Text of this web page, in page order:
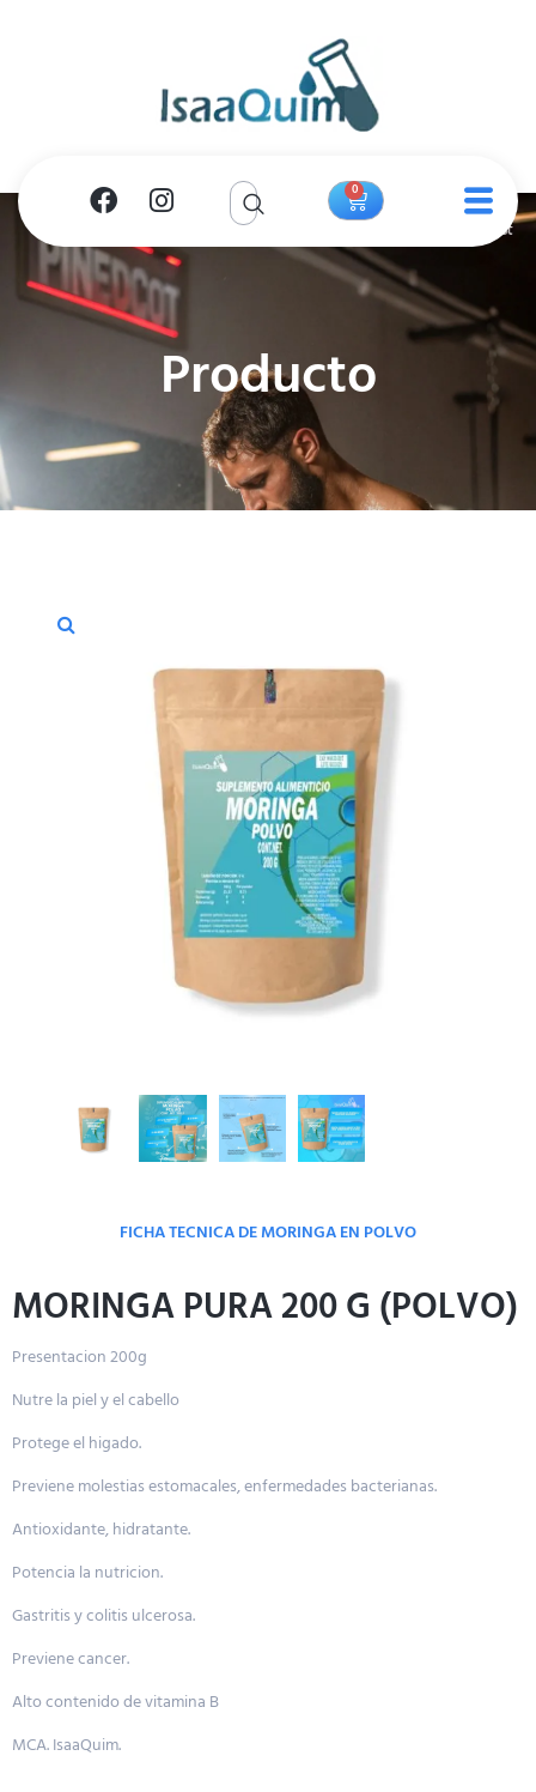
0
Producto
FICHA TECNICA DE MORINGA EN POLVO
MORINGA PURA 200 G (POLVO)
Presentacion 200g
Nutre la piel yelcabello
Protege el higado.
Previenemolestiasestomacales, enfermedades bacterianas.
Antioxidante, hidratante.
Potencia la nutricion.
Gastritis y colitis ulcerosa.
Previene cancer.
Altocontenido de vitamina B
MCA. IsaaQuim.